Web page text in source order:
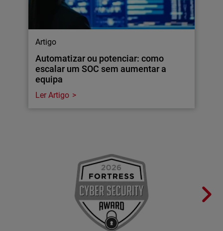
Artigo
Automatizar ou potenciar: como
escalar um SOC sem aumentar a
equipa
Ler Artigo